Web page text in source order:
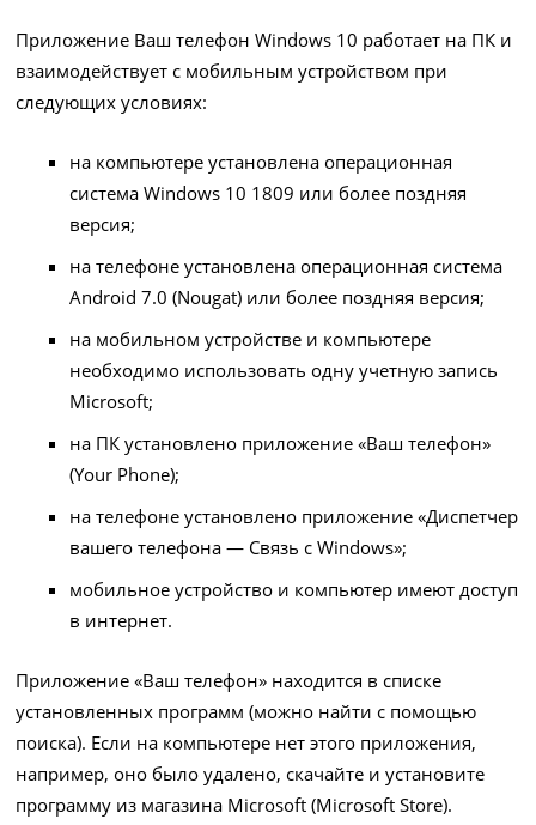
Приложение Ваш телефон Windows 10 работает на ПК и
взаимодействует с мобильным устройством при
следующих условиях:
на компьютере установлена операционная
система Windows 10 1809 или более поздняя
версия;
на телефоне установлена операционная система
Android 7.0 (Nougat) или более поздняя версия;
на мобильном устройстве и компьютере
необходимо использовать одну учетную запись
Microsoft;
на ПК установлено приложение «Ваш телефон»
(Your Phone);
на телефоне установлено приложение «Диспетчер
вашего телефона — Связь с Windows»;
мобильное устройство и компьютер имеют доступ
в интернет.
Приложение «Ваш телефон» находится в списке
установленных программ (можно найти с помощью
поиска). Если на компьютере нет этого приложения,
например, оно было удалено, скачайте и установите
программу из магазина Microsoft (Microsoft Store).